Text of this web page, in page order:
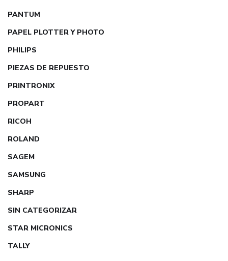
PANTUM
PAPEL PLOTTER Y PHOTO
PHILIPS
PIEZAS DE REPUESTO
PRINTRONIX
PROPART
RICOH
ROLAND
SAGEM
SAMSUNG
SHARP
SIN CATEGORIZAR
STAR MICRONICS
TALLY